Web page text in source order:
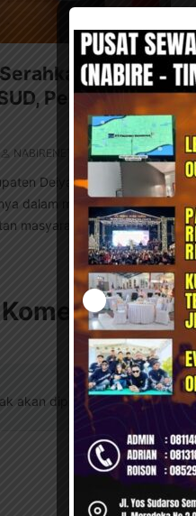
Bantuan
Pelayanan
NABIRENET
Deiyai terus
dalam meningkatkan
masyarakat. Salah satu...
akan dipublikasikan.